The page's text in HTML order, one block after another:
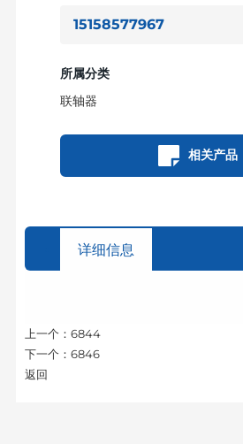
15158577967
所属分类
联轴器
相关产品
详细信息
上一个： 6844
下一个： 6846
返回